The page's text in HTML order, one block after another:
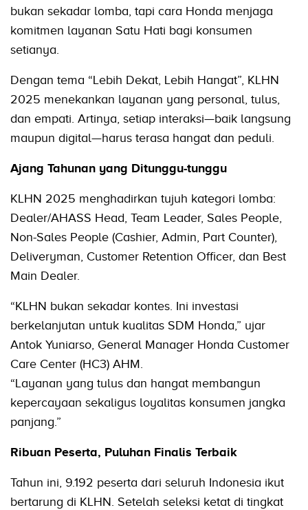
bukan sekadar lomba, tapi cara Honda menjaga
komitmen layanan Satu Hati bagi konsumen
setianya.
Dengan tema “Lebih Dekat, Lebih Hangat”, KLHN
2025 menekankan layanan yang personal, tulus,
dan empati. Artinya, setiap interaksi—baik langsung
maupun digital—harus terasa hangat dan peduli.
Ajang Tahunan yang Ditunggu-tunggu
KLHN 2025 menghadirkan tujuh kategori lomba:
Dealer/AHASS Head, Team Leader, Sales People,
Non-Sales People (Cashier, Admin, Part Counter),
Deliveryman, Customer Retention Officer, dan Best
Main Dealer.
“KLHN bukan sekadar kontes. Ini investasi
berkelanjutan untuk kualitas SDM Honda,” ujar
Antok Yuniarso, General Manager Honda Customer
Care Center (HC3) AHM.
“Layanan yang tulus dan hangat membangun
kepercayaan sekaligus loyalitas konsumen jangka
panjang.”
Ribuan Peserta, Puluhan Finalis Terbaik
Tahun ini, 9.192 peserta dari seluruh Indonesia ikut
bertarung di KLHN. Setelah seleksi ketat di tingkat